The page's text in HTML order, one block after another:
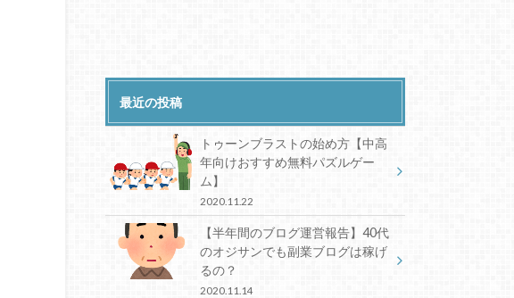
最近の投稿
トゥーンブラストの始め方【中高
年向けおすすめ無料パズルゲー
ム】
2020.11.22
【半年間のブログ運営報告】40代
のオジサンでも副業ブログは稼げ
るの？
2020.11.14